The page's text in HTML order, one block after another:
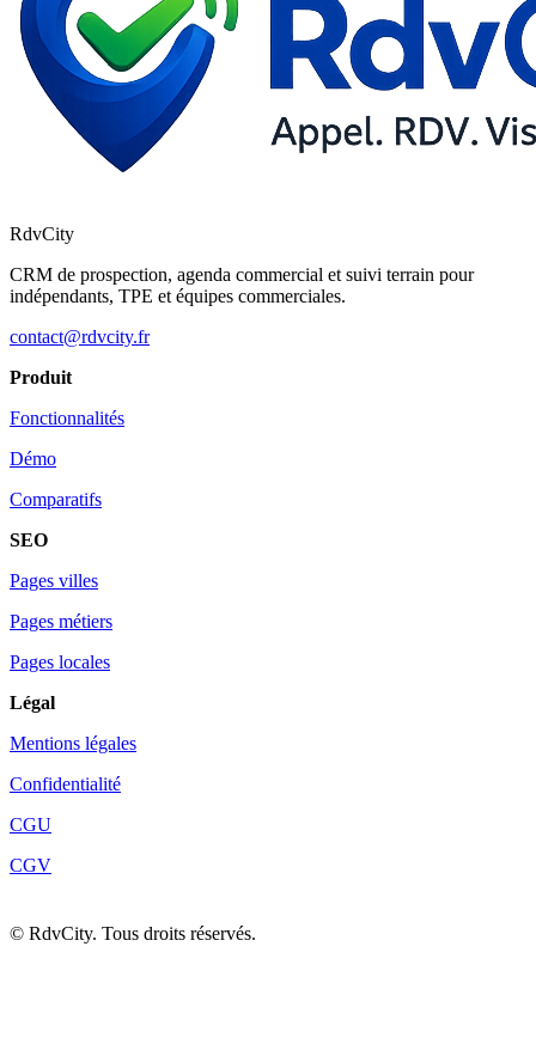
RdvCity
CRM de prospection, agenda commercial et suivi terrain pour
indépendants, TPE et équipes commerciales.
contact@rdvcity.fr
Produit
Fonctionnalités
Démo
Comparatifs
SEO
Pages villes
Pages métiers
Pages locales
Légal
Mentions légales
Confidentialité
CGU
CGV
© RdvCity. Tous droits réservés.